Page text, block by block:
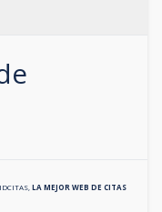
LA MEJOR WEB DE CITAS